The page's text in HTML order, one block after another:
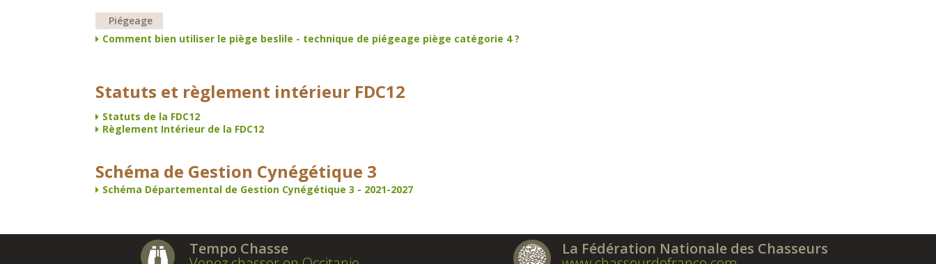
Piégeage
Comment bien utiliser le piège beslile - technique de piégeage piège catégorie 4 ?
Statuts et règlement intérieur FDC12
Statuts de la FDC12
Règlement Intérieur de la FDC12
Schéma de Gestion Cynégétique 3
Schéma Départemental de Gestion Cynégétique 3 - 2021-2027
Tempo Chasse La Fédération Nationale des Chasseurs